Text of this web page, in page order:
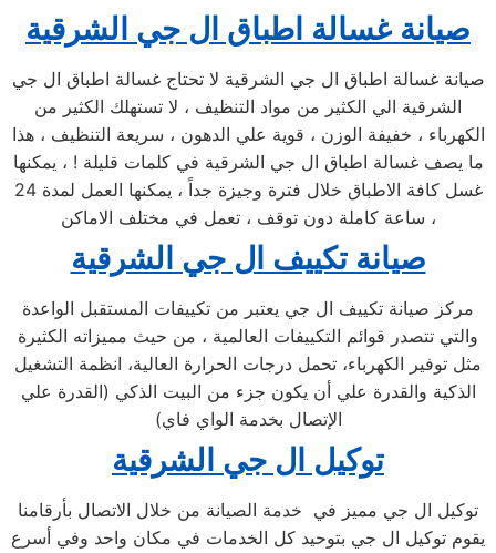
صيانة غسالة اطباق ال جي الشرقية
صيانة غسالة اطباق ال جي الشرقية لا تحتاج غسالة اطباق ال جي
الشرقية الي الكثير من مواد التنظيف ، لا تستهلك الكثير من
الكهرباء ، خفيفة الوزن ، قوية علي الدهون ، سريعة التنظيف ، هذا
ما يصف غسالة اطباق ال جي الشرقية في كلمات قليلة ! ، يمكنها
غسل كافة الاطباق خلال فترة وجيزة جداً ، يمكنها العمل لمدة 24
ساعة كاملة دون توقف ، تعمل في مختلف الاماكن ،
صيانة تكييف ال جي الشرقية
مركز صيانة تكييف ال جي يعتبر من تكييفات المستقبل الواعدة
والتي تتصدر قوائم التكييفات العالمية ، من حيث مميزاته الكثيرة
مثل توفير الكهرباء، تحمل درجات الحرارة العالية، انظمة التشغيل
الذكية والقدرة علي أن يكون جزء من البيت الذكي (القدرة علي
الإتصال بخدمة الواي فاي)
توكيل ال جي الشرقية
توكيل ال جي مميز في خدمة الصيانة من خلال الاتصال بأرقامنا
يقوم توكيل ال جي بتوحيد كل الخدمات في مكان واحد وفي أسرع